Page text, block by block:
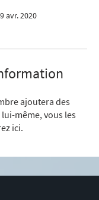
avr. 2020
ajoutera des
même, vous les
ici.